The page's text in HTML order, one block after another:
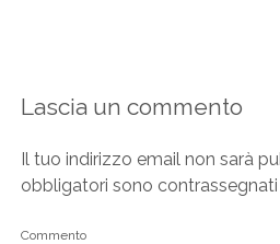
Lascia un commento
Il tuo indirizzo email non sarà
obbligatori sono contrassegnati
Commento